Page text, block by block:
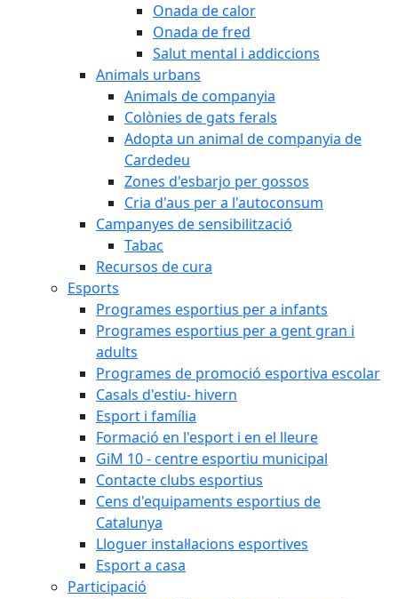
Onada de calor
Onada de fred
Salut mental i addiccions
Animals urbans
Animals de companyia
Colònies de gats ferals
Adopta un animal de companyia de
Cardedeu
Zones d'esbarjo per gossos
Cria d'aus per a l'autoconsum
Campanyes de sensibilització
Tabac
Recursos de cura
Esports
Programes esportius per a infants
Programes esportius per a gent gran i
adults
Programes de promoció esportiva escolar
Casals d'estiu- hivern
Esport i família
Formació en l'esport i en el lleure
GiM 10 - centre esportiu municipal
Contacte clubs esportius
Cens d'equipaments esportius de
Catalunya
Lloguer instal·lacions esportives
Esport a casa
Participació